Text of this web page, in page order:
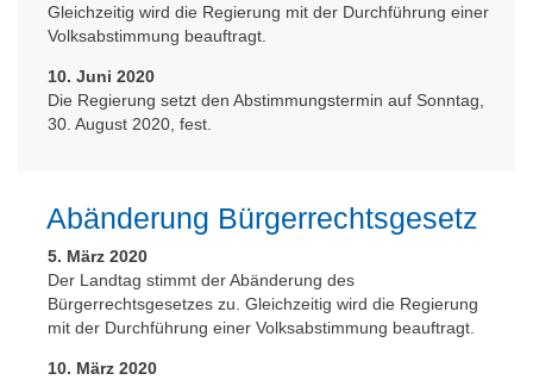
Gleichzeitig wird die Regierung mit der Durchführung einer
Volksabstimmung beauftragt.
10. Juni 2020
Die Regierung setzt den Abstimmungstermin auf Sonntag,
30. August 2020, fest.
Abänderung Bürgerrechtsgesetz
5. März 2020
Der Landtag stimmt der Abänderung des
Bürgerrechtsgesetzes zu. Gleichzeitig wird die Regierung
mit der Durchführung einer Volksabstimmung beauftragt.
10. März 2020